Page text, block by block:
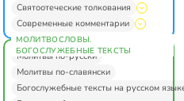
Святоотеческие толкования
Современные комментарии
МОЛИТВОСЛОВЫ.
БОГОСЛУЖЕБНЫЕ ТЕКСТЫ
Молитвы по-русски
Молитвы по-славянски
Богослужебные тексты на русском